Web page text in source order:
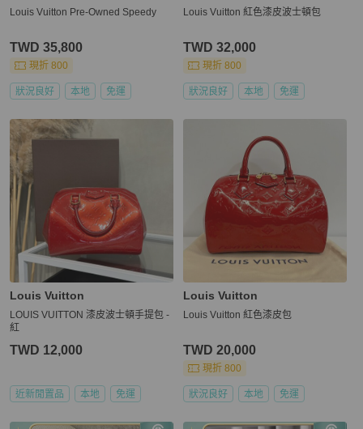
Louis Vuitton Pre-Owned Speedy
TWD 35,800
現折 800
狀況良好 本地 免運
Louis Vuitton 紅色漆皮波士頓包
TWD 32,000
現折 800
狀況良好 本地 免運
Louis Vuitton
LOUIS VUITTON 漆皮波士頓手提包 -
紅
TWD 12,000
近新閒置品 本地 免運
Louis Vuitton
Louis Vuitton 紅色漆皮包
TWD 20,000
現折 800
狀況良好 本地 免運